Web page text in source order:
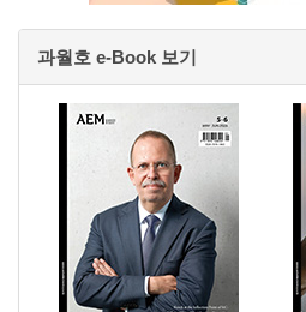
과월호 e-Book 보기